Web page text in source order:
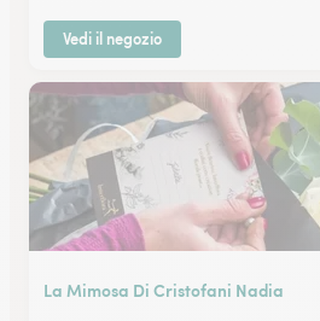
Vedi il negozio
La Mimosa Di Cristofani Nadia